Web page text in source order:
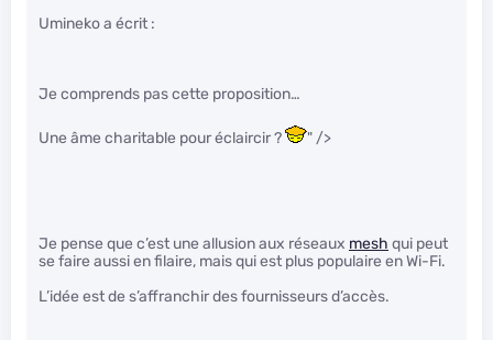
Umineko a écrit :
Je comprends pas cette proposition…
Une âme charitable pour éclaircir ? " />
Je pense que c’est une allusion aux réseaux mesh qui peut
se faire aussi en filaire, mais qui est plus populaire en Wi-Fi.
L’idée est de s’affranchir des fournisseurs d’accès.